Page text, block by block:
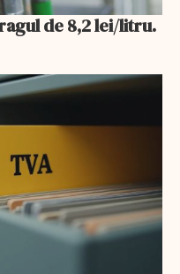
de 8,2 lei/litru.